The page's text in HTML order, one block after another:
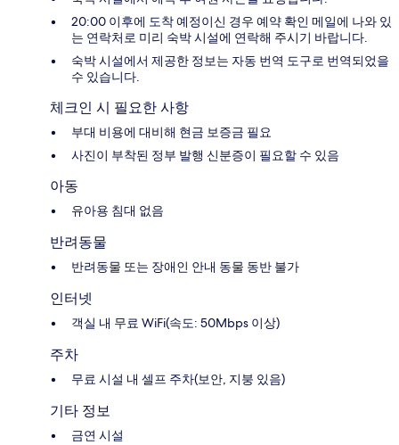
20:00 이후에 도착 예정이신 경우 예약 확인 메일에 나와 있
는 연락처로 미리 숙박 시설에 연락해 주시기 바랍니다.
숙박 시설에서 제공한 정보는 자동 번역 도구로 번역되었을
수 있습니다.
체크인 시 필요한 사항
부대 비용에 대비해 현금 보증금 필요
사진이 부착된 정부 발행 신분증이 필요할 수 있음
아동
유아용 침대 없음
반려동물
반려동물 또는 장애인 안내 동물 동반 불가
인터넷
객실 내 무료 WiFi(속도: 50Mbps 이상)
주차
무료 시설 내 셀프 주차(보안, 지붕 있음)
기타 정보
금연 시설